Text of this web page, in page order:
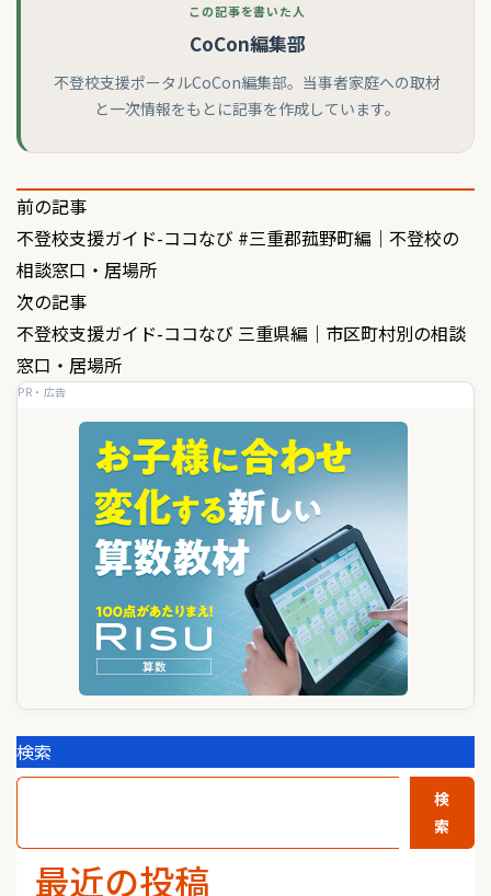
この記事を書いた人
CoCon編集部
不登校支援ポータルCoCon編集部。当事者家庭への取材
と一次情報をもとに記事を作成しています。
投
稿
ナ
ビ
ゲ
前の記事
不登校支援ガイド-ココなび #三重郡菰野町編｜不登校の
相談窓口・居場所
次の記事
不登校支援ガイド-ココなび 三重県編｜市区町村別の相談
窓口・居場所
PR・広告
検索
検
索
最近の投稿